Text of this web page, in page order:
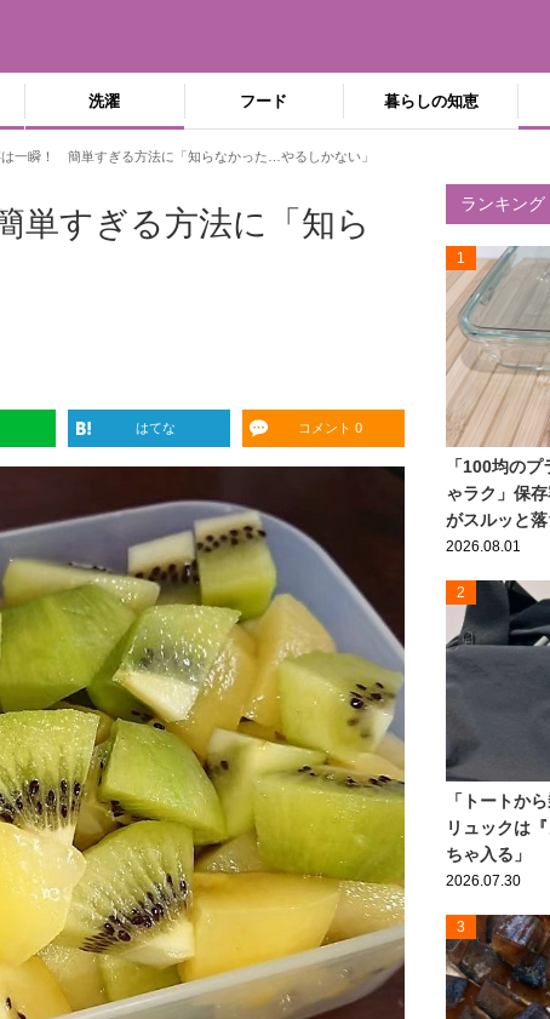
洗濯 フード 暮らしの知恵
一瞬！ 簡単すぎる方法に「知らなかった…やるしかない」
すぎる方法に「知ら
はてな コメント 0
ランキング
1
「100均の
ゃラク」保
がスルッと落
2026.08.01
2
「トートか
リュックは
ちゃ入る」
2026.07.30
3